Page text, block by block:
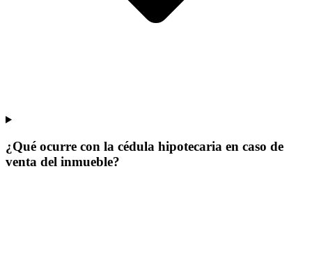
¿Qué ocurre con la cédula hipotecaria en caso de
venta del inmueble?